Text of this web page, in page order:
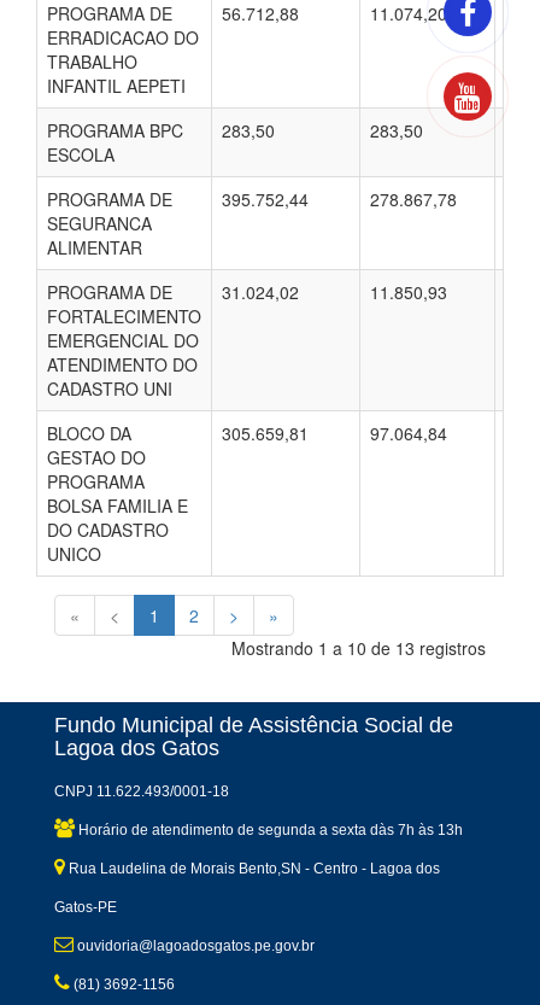
PROGRAMA DE
ERRADICACAO DO
TRABALHO
INFANTIL AEPETI
56.712,88 11.074,20
PROGRAMA BPC
ESCOLA
283,50 283,50
PROGRAMA DE
SEGURANCA
ALIMENTAR
395.752,44 278.867,78
PROGRAMA DE
FORTALECIMENTO
EMERGENCIAL DO
ATENDIMENTO DO
CADASTRO UNI
31.024,02 11.850,93
BLOCO DA
GESTAO DO
PROGRAMA
BOLSA FAMILIA E
DO CADASTRO
UNICO
305.659,81 97.064,84
« < 1 2 >
»
Mostrando 1 a 10 de 13 registros
Fundo Municipal de Assistência Social de
Lagoa dos Gatos
CNPJ 11.622.493/0001-18
Horário de atendimento de segunda a sexta dàs 7h às 13h
Rua Laudelina de Morais Bento,SN - Centro - Lagoa dos
Gatos-PE
ouvidoria@lagoadosgatos.pe.gov.br
(81) 3692-1156